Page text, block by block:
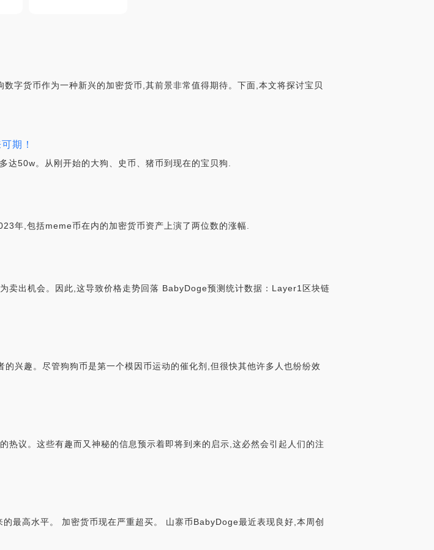
字货币作为一种新兴的加密货币,其前景非常值得期待。下面,本文将探讨宝贝
期！
50w。从刚开始的大狗、史币、猪币到现在的宝贝狗.
年,包括meme币在内的加密货币资产上演了两位数的涨幅.
卖出机会。因此,这导致价格走势回落 BabyDoge预测统计数据：Layer1区块链
兴趣。尽管狗狗币是第一个模因币运动的催化剂,但很快其他许多人也纷纷效
议。这些有趣而又神秘的信息预示着即将到来的启示,这必然会引起人们的注
最高水平。 加密货币现在严重超买。 山寨币BabyDoge最近表现良好,本周创